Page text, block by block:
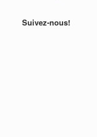
Suivez-nous!